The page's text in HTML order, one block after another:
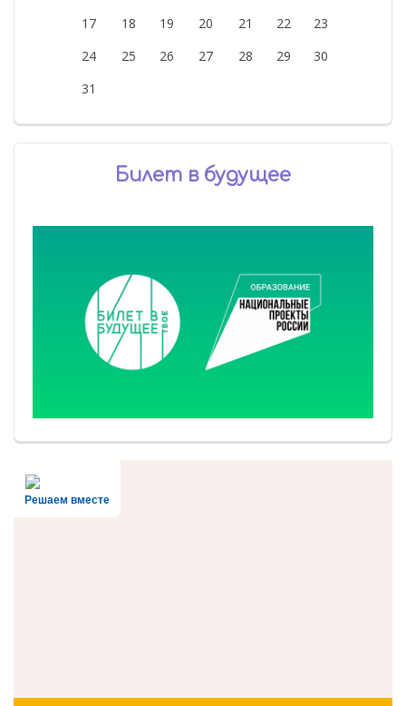
17
18 19 20 21 22
23
24
25 26 27 28 29
30
31
Билет в будущее
Решаем вместе